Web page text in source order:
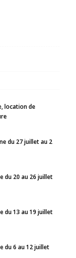
location de
du 27 juillet au 2
du 20 au 26 juillet
du 13 au 19 juillet
du 6 au 12 juillet